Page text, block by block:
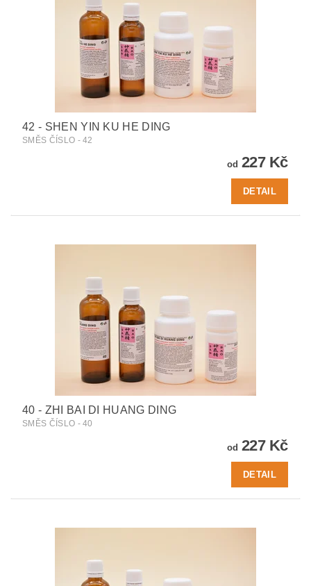
42 - SHEN YIN KU HE DING
SMĚS ČÍSLO - 42
od 227 Kč
DETAIL
40 - ZHI BAI DI HUANG DING
SMĚS ČÍSLO - 40
od 227 Kč
DETAIL